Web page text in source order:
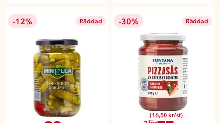
-12% Räddad -30% Räddad
(16,50 kr/st)